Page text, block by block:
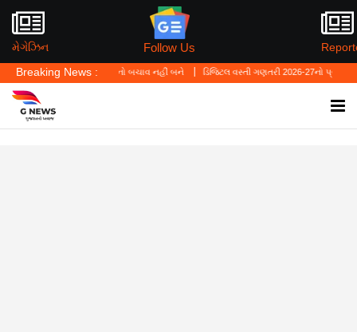
મેગેઝિન Follow Us
Breaking News :
લો' ગુનાનો બચાવ નહીં બને ડિજિટલ વસ્તી ગણતરી 2026-27નો પ્રારંભ, ઘર બેઠા આજે જ